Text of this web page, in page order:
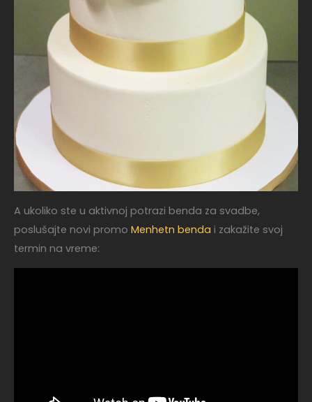
A ukoliko ste u aktivnoj potrazi benda za svadbe,
poslušajte novi promo Menhetn benda i zakažite svoj
termin na vreme: